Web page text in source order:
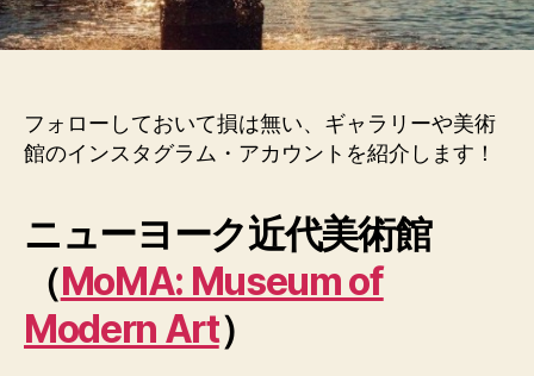
フォローしておいて損は無い、ギャラリーや美術
館のインスタグラム・アカウントを紹介します！
ニューヨーク近代美術館
（MoMA: Museum of
Modern Art）